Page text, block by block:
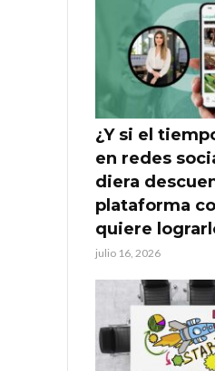
¿Y si el
en redes
diera
plataforma
quiere
julio 16, 2026